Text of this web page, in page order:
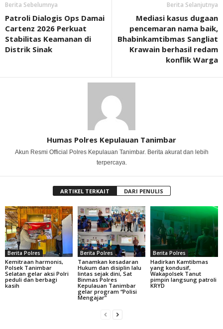
Berita Sebelumnya
Patroli Dialogis Ops Damai
Cartenz 2026 Perkuat
Stabilitas Keamanan di
Distrik Sinak
Berita Selanjutnya
Mediasi kasus dugaan
pencemaran nama baik,
Bhabinkamtibmas Sangliat
Krawain berhasil redam
konflik Warga
Humas Polres Kepulauan Tanimbar
Akun Resmi Official Polres Kepulauan Tanimbar. Berita akurat dan lebih
terpercaya.
ARTIKEL TERKAIT DARI PENULIS
Berita Polres
Kemitraan harmonis,
Polsek Tanimbar
Selatan gelar aksi Polri
peduli dan berbagi
kasih
Berita Polres
Tanamkan kesadaran
Hukum dan disiplin lalu
lintas sejak dini, Sat
Binmas Polres
Kepulauan Tanimbar
gelar program “Polisi
Mengajar”
Berita Polres
Hadirkan Kamtibmas
yang kondusif,
Wakapolsek Tanut
pimpin langsung patroli
KRYD